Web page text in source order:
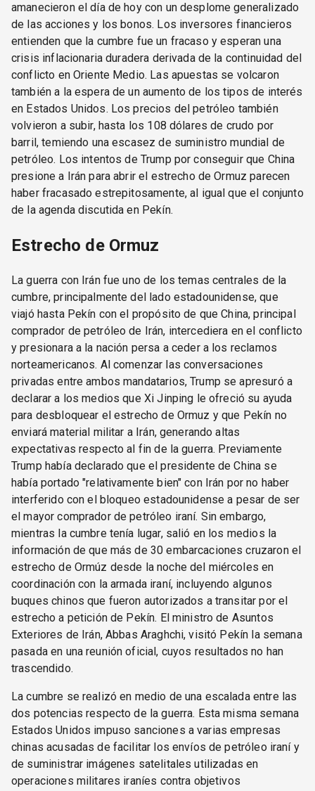
amanecieron el día de hoy con un desplome generalizado
de las acciones y los bonos. Los inversores financieros
entienden que la cumbre fue un fracaso y esperan una
crisis inflacionaria duradera derivada de la continuidad del
conflicto en Oriente Medio. Las apuestas se volcaron
también a la espera de un aumento de los tipos de interés
en Estados Unidos. Los precios del petróleo también
volvieron a subir, hasta los 108 dólares de crudo por
barril, temiendo una escasez de suministro mundial de
petróleo. Los intentos de Trump por conseguir que China
presione a Irán para abrir el estrecho de Ormuz parecen
haber fracasado estrepitosamente, al igual que el conjunto
de la agenda discutida en Pekín.
Estrecho de Ormuz
La guerra con Irán fue uno de los temas centrales de la
cumbre, principalmente del lado estadounidense, que
viajó hasta Pekín con el propósito de que China, principal
comprador de petróleo de Irán, intercediera en el conflicto
y presionara a la nación persa a ceder a los reclamos
norteamericanos. Al comenzar las conversaciones
privadas entre ambos mandatarios, Trump se apresuró a
declarar a los medios que Xi Jinping le ofreció su ayuda
para desbloquear el estrecho de Ormuz y que Pekín no
enviará material militar a Irán, generando altas
expectativas respecto al fin de la guerra. Previamente
Trump había declarado que el presidente de China se
había portado "relativamente bien" con Irán por no haber
interferido con el bloqueo estadounidense a pesar de ser
el mayor comprador de petróleo iraní. Sin embargo,
mientras la cumbre tenía lugar, salió en los medios la
información de que más de 30 embarcaciones cruzaron el
estrecho de Ormúz desde la noche del miércoles en
coordinación con la armada iraní, incluyendo algunos
buques chinos que fueron autorizados a transitar por el
estrecho a petición de Pekín. El ministro de Asuntos
Exteriores de Irán, Abbas Araghchi, visitó Pekín la semana
pasada en una reunión oficial, cuyos resultados no han
trascendido.
La cumbre se realizó en medio de una escalada entre las
dos potencias respecto de la guerra. Esta misma semana
Estados Unidos impuso sanciones a varias empresas
chinas acusadas de facilitar los envíos de petróleo iraní y
de suministrar imágenes satelitales utilizadas en
operaciones militares iraníes contra objetivos